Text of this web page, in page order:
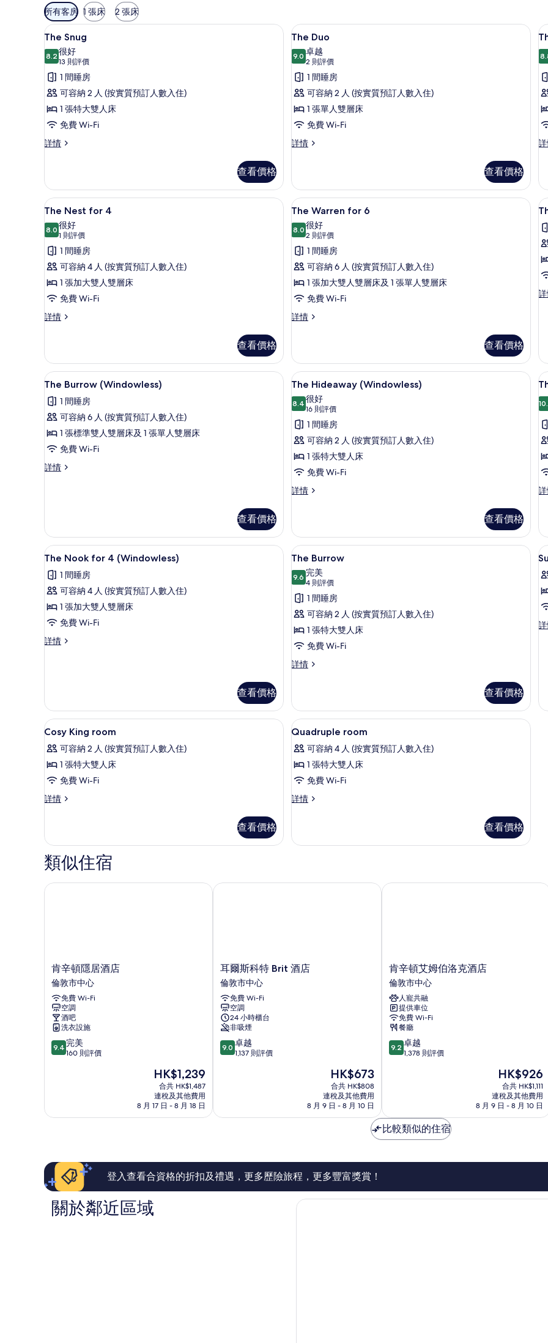
可
用
嘅
客
房
篩
選
件
所有客房 1 張床 2 張床
載
入
所
有
The
Snug
的
相
8
The Snug
8.28.2 分，滿分 10 分
很好
13 則評價
(13
則
評
價)
1 間睡房
可容納 2 人 (按實質預訂人數入住)
1 張特大雙人床
免費 Wi-Fi
詳情
The
查看價格
載
入
所
有
The
Duo
的
相
7
The Duo
9.09.0 分，滿分 10 分
卓越
2 則評價
(2
則
評
價)
1 間睡房
可容納 2 人 (按實質預訂人數入住)
1 張單人雙層床
免費 Wi-Fi
詳情
The
查看價格
載
載
入
所
有
The
Nest
for
4
的
片
6
The Nest for 4
8.08.0 分，滿分 10 分
很好
1 則評價
(1
則
評
價)
1 間睡房
可容納 4 人 (按實質預訂人數入住)
1 張加大雙人雙層床
免費 Wi-Fi
詳情
The
詳
情
查看價格
載
入
所
有
The
Warren
for
6
的
片
The Warren for 6 | 免費 Wi-Fi、床單
8
The Warren for 6
8.08.0 分，滿分 10 分
很好
2 則評價
(2
則
評
價)
1 間睡房
可容納 6 人 (按實質預訂人數入住)
1 張加大雙人雙層床及 1 張單人雙層床
免費 Wi-Fi
詳情
The
詳
情
查看價格
載
有
相
情
載
入
所
有
The
Burrow
(Windowless)
9
The Burrow (Windowless)
1 間睡房
可容納 6 人 (按實質預訂人數入住)
1 張標準雙人雙層床及 1 張單人雙層床
免費 Wi-Fi
詳情
The
查看價格
載
入
所
有
The
Hideaway
(Windowless)
的
5
The Hideaway (Windowless)
8.48.4 分，滿分 10 分
很好
16 則評價
(16
則
評
價)
1 間睡房
可容納 2 人 (按實質預訂人數入住)
1 張特大雙人床
免費 Wi-Fi
詳情
The
情
查看價格
載
的
情
載
入
所
有
The
Nook
for
相
片
4
The Nook for 4 (Windowless)
1 間睡房
可容納 4 人 (按實質預訂人數入住)
1 張加大雙人雙層床
免費 Wi-Fi
詳情
The
情
查看價格
載
入
所
有
The
Burrow
的
相
5
The Burrow
9.69.6 分，滿分 10 分
完美
4 則評價
(4
則
評
價)
1 間睡房
可容納 2 人 (按實質預訂人數入住)
1 張特大雙人床
免費 Wi-Fi
詳情
The
查看價格
載
所
載
入
所
有
Cosy
King
相
片
浴室 | 風筒、提供毛巾、番梘、洗頭水
2
Cosy King room
可容納 2 人 (按實質預訂人數入住)
1 張特大雙人床
免費 Wi-Fi
詳情
Cosy
情
查看價格
載
入
所
有
Quadruple
room
片
3
Quadruple room
可容納 4 人 (按實質預訂人數入住)
1 張特大雙人床
免費 Wi-Fi
詳情
Quadruple
查看價格
類似住宿
肯
辛
頓
隱
居
酒
店
倫
敦
肯辛頓隱居酒店
倫敦市中心
免費 Wi-Fi
空調
酒吧
洗衣設施
9.4
分
完
評
篇
價
9.4 完美
160 則評價
現
售
HK$1,239
HK$1,239
合共 HK$1,487
連稅及其他費用
8 月 17 日 - 8 月 18 日
肯辛頓隱居酒店
耳
爾
斯
科
特
Brit
酒
店
倫
耳爾斯科特 Brit 酒店
倫敦市中心
免費 Wi-Fi
空調
24 小時櫃台
非吸煙
9.0
分
卓
評
價
9.0 卓越
1,137 則評價
現
售
HK$673
HK$673
合共 HK$808
連稅及其他費用
8 月 9 日 - 8 月 10 日
耳爾斯科特 Brit 酒店
肯
辛
頓
艾
姆
伯
洛
克
酒
心
肯辛頓艾姆伯洛克酒店
倫敦市中心
人寵共融
提供車位
免費 Wi-Fi
餐廳
9.2
分
卓
越，
1,378
評
評
9.2 卓越
1,378 則評價
現
售
HK$926
HK$926
合共 HK$1,111
連稅及其他費用
8 月 9 日 - 8 月 10 日
肯辛頓艾姆伯洛克酒店
比較類似的住宿
登入查看合資格的折扣及禮遇，更多歷險旅程，更多豐富獎賞！
關於鄰近區域